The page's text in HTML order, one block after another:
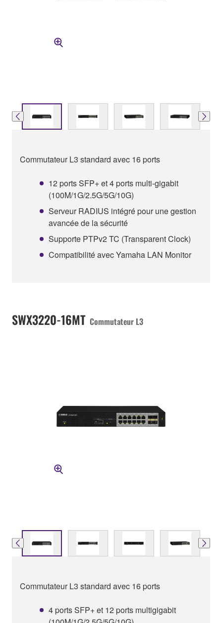
Commutateur L3 standard avec 16 ports
12 ports SFP+ et 4 ports multi-gigabit
(100M/1G/2.5G/5G/10G)
Serveur RADIUS intégré pour une gestion
avancée de la sécurité
Supporte PTPv2 TC (Transparent Clock)
Compatibilité avec Yamaha LAN Monitor
SWX3220-16MT Commutateur L3
Commutateur L3 standard avec 16 ports
4 ports SFP+ et 12 ports multigigabit